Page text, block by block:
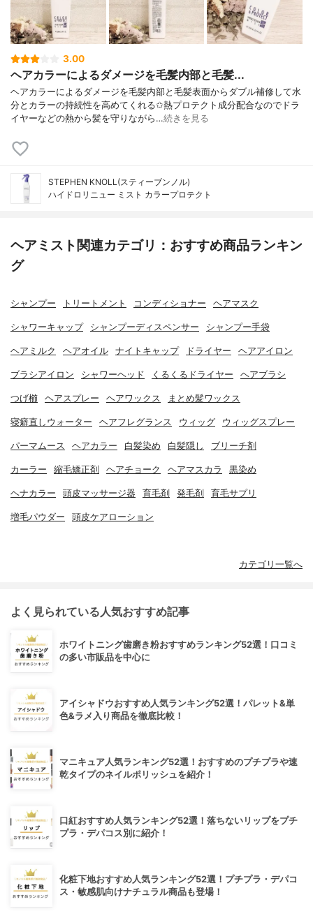
3.00
ヘアカラーによるダメージを毛髪内部と毛髪...
ヘアカラーによるダメージを毛髪内部と毛髪表面からダブル補修して水
分とカラーの持続性を高めてくれる✩熱プロテクト成分配合なのでドラ
イヤーなどの熱から髪を守りながら…続きを見る
STEPHEN KNOLL(スティーブンノル)
ハイドロリニュー ミスト カラープロテクト
ヘアミスト関連カテゴリ：おすすめ商品ランキン
グ
シャンプー トリートメント コンディショナー ヘアマスク
シャワーキャップ シャンプーディスペンサー シャンプー手袋
ヘアミルク ヘアオイル ナイトキャップ ドライヤー ヘアアイロン
ブラシアイロン シャワーヘッド くるくるドライヤー ヘアブラシ
つげ櫛 ヘアスプレー ヘアワックス まとめ髪ワックス
寝癖直しウォーター ヘアフレグランス ウィッグ ウィッグスプレー
パーマムース ヘアカラー 白髪染め 白髪隠し ブリーチ剤
カーラー 縮毛矯正剤 ヘアチョーク ヘアマスカラ 黒染め
ヘナカラー 頭皮マッサージ器 育毛剤 発毛剤 育毛サプリ
増毛パウダー 頭皮ケアローション
カテゴリ一覧へ
よく見られている人気おすすめ記事
ホワイトニング歯磨き粉おすすめランキング52選！口コミ
の多い市販品を中心に
アイシャドウおすすめ人気ランキング52選！パレット&単
色&ラメ入り商品を徹底比較！
マニキュア人気ランキング52選！おすすめのプチプラや速
乾タイプのネイルポリッシュを紹介！
口紅おすすめ人気ランキング52選！落ちないリップをプチ
プラ・デパコス別に紹介！
化粧下地おすすめ人気ランキング52選！プチプラ・デパコ
ス・敏感肌向けナチュラル商品も登場！